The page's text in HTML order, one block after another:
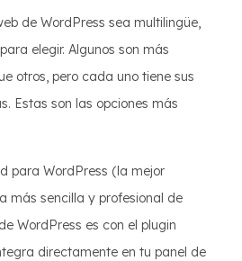
de WordPress sea multilingüe,
elegir. Algunos son más
otros, pero cada uno tiene sus
Estas son las opciones más
para WordPress (la mejor
más sencilla y profesional de
WordPress es con el plugin
directamente en tu panel de